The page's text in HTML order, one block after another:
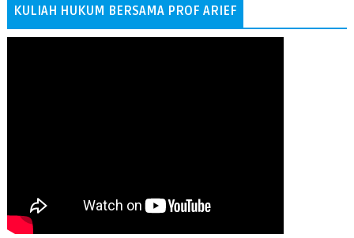
KULIAH HUKUM BERSAMA PROF ARIEF